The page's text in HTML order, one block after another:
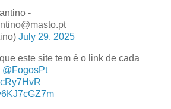
-
July 29, 2025
este site tem é o link de cada
@FogosPt